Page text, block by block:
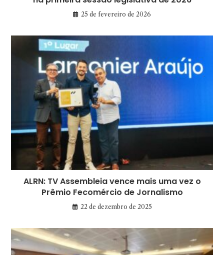
25 de fevereiro de 2026
ALRN: TV Assembleia vence mais uma vez o
Prêmio Fecomércio de Jornalismo
22 de dezembro de 2025